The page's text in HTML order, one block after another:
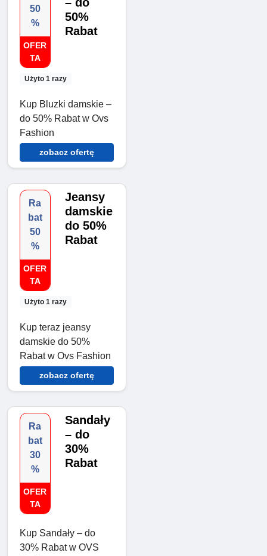
50
%
OFER
TA
Użyto 1 razy
50%
Rabat
Kup Bluzki damskie –
do 50% Rabat w Ovs
Fashion
zobacz ofertę
Ra
bat
50
%
OFER
TA
Użyto 1 razy
Jeansy
damskie
do 50%
Rabat
Kup teraz jeansy
damskie do 50%
Rabat w Ovs Fashion
zobacz ofertę
Ra
bat
30
%
OFER
TA
Sandały
– do
30%
Rabat
Kup Sandały – do
30% Rabat w OVS